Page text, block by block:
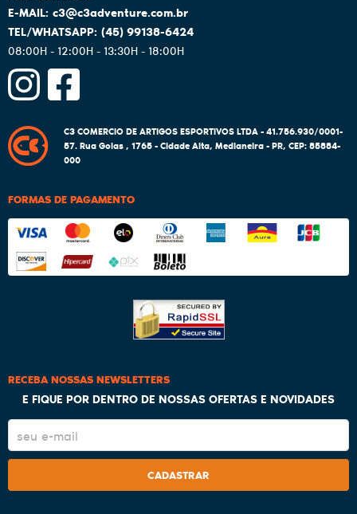
(45)99138-6424
08:00H - 12:00H - 13:30H - 18:00H
c3@c3adventure.com.br
C3 COMERCIO DE ARTIGOS ESPORTIVOS LTDA - 41.756.930/0001-
57.Rua Goias , 1765-Cidade Alta, Medianeira-PR, CEP: 85884-
000
FORMAS DE PAGAMENTO
RECEBA NOSSAS NEWSLETTERS
E FIQUE POR DENTRO DE NOSSAS OFERTAS E NOVIDADES
CADASTRAR